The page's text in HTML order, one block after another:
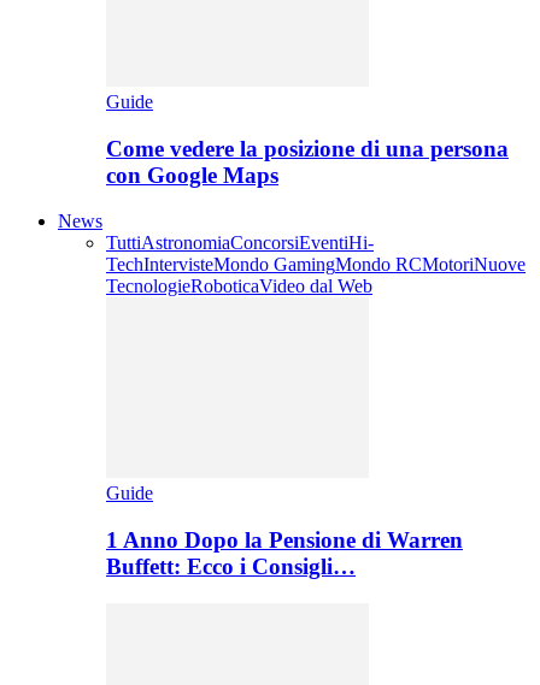
Guide
Come vedere la posizione di una persona
con Google Maps
News
TuttiAstronomiaConcorsiEventiHi-
TechIntervisteMondo GamingMondo RCMotoriNuove
TecnologieRoboticaVideo dal Web
Guide
1 Anno Dopo la Pensione di Warren
Buffett: Ecco i Consigli…